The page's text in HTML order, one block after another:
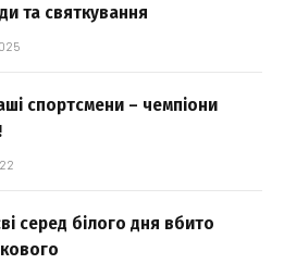
та святкування
спортсмени – чемпіони
серед білого дня вбито